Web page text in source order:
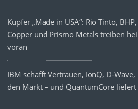
Kupfer „Made in USA“: Rio Tinto,
Copper und Prismo Metals treiben
voran
IBM schafft Vertrauen, IonQ, D-Wave,
den Markt – und QuantumCore